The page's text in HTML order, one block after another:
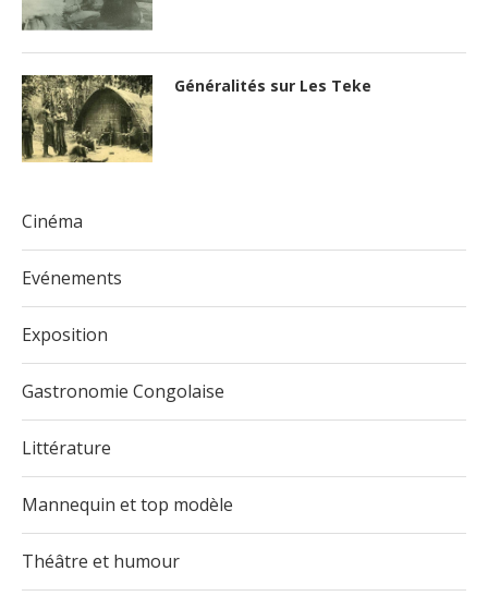
Généralités sur Les Teke
Cinéma
Evénements
Exposition
Gastronomie Congolaise
Littérature
Mannequin et top modèle
Théâtre et humour